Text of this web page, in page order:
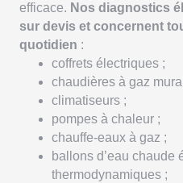
efficace. Nos diagnostics
sur devis et concernent
quotidien :
coffrets électriques ;
chaudières à gaz
climatiseurs ;
pompes à chaleur ;
chauffe-eaux à gaz ;
ballons d’eau chaude
thermodynamiques ;